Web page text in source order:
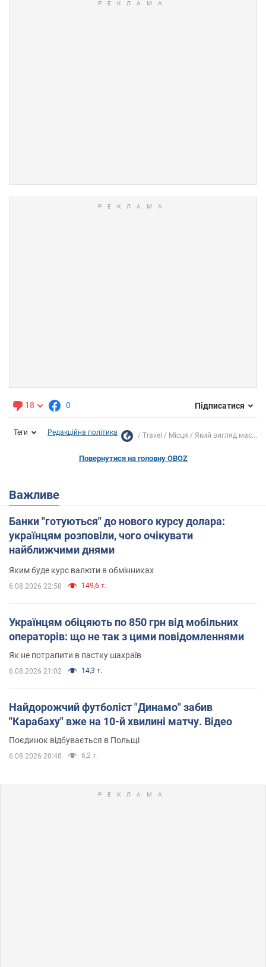
18 0 Підписатися
Теги Редакційна політика Travel Місця Який вигляд має...
Повернутися на головну OBOZ
Важливе
Банки "готуються" до нового курсу долара:
українцям розповіли, чого очікувати
найближчими днями
Яким буде курс валюти в обмінниках
6.08.2026 22:58 149,6 т.
Українцям обіцяють по 850 грн від мобільних
операторів: що не так з цими повідомленнями
Як не потрапити в пастку шахраїв
6.08.2026 21:02 14,3 т.
Найдорожчий футболіст "Динамо" забив
"Карабаху" вже на 10-й хвилині матчу. Відео
Поєдинок відбувається в Польщі
6.08.2026 20:48 6,2 т.